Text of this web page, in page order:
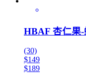
HBAF 杏仁果-
(30)
$149
$189